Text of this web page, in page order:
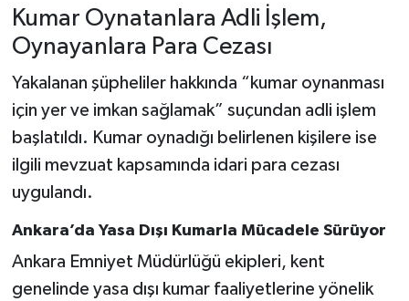
Kumar Oynatanlara Adli İşlem,
Oynayanlara Para Cezası
Yakalanan şüpheliler hakkında “kumar oynanması
için yer ve imkan sağlamak” suçundan adli işlem
başlatıldı. Kumar oynadığı belirlenen kişilere ise
ilgili mevzuat kapsamında idari para cezası
uygulandı.
Ankara’da Yasa Dışı Kumarla Mücadele Sürüyor
Ankara Emniyet Müdürlüğü ekipleri, kent
genelinde yasa dışı kumar faaliyetlerine yönelik